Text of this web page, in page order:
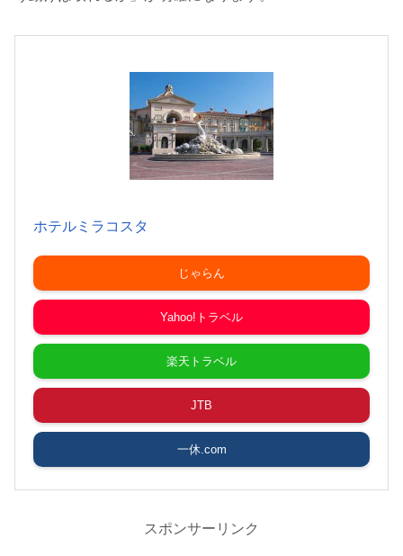
ホテルミラコスタ
じゃらん
Yahoo!トラベル
楽天トラベル
JTB
一休.com
スポンサーリンク